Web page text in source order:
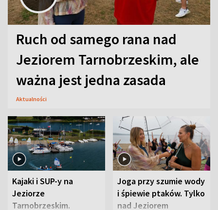
Ruch od samego rana nad
Jeziorem Tarnobrzeskim, ale
ważna jest jedna zasada
Aktualności
Kajaki i SUP-y na
Jeziorze
Tarnobrzeskim.
Joga przy szumie wody
i śpiewie ptaków. Tylko
nad Jeziorem